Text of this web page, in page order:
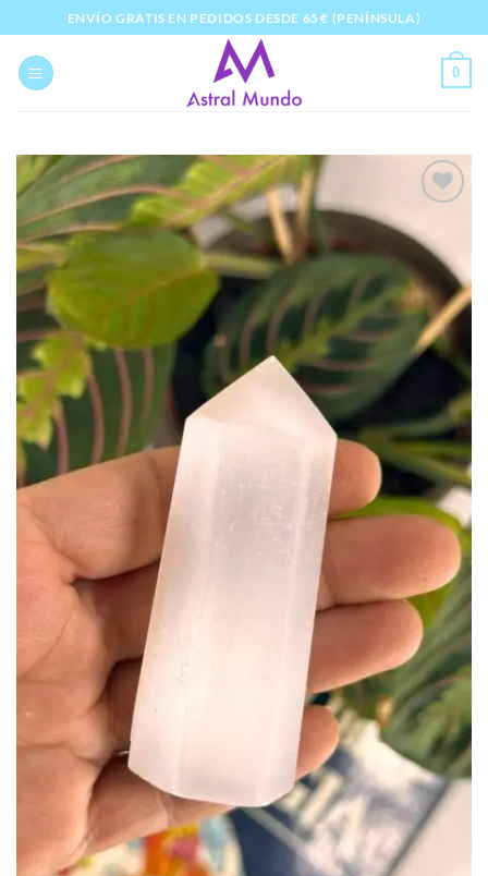
al
contenido
ENVÍO GRATIS EN PEDIDOS DESDE 65 € (PENÍNSULA)
0
a la
lista
de
deseos